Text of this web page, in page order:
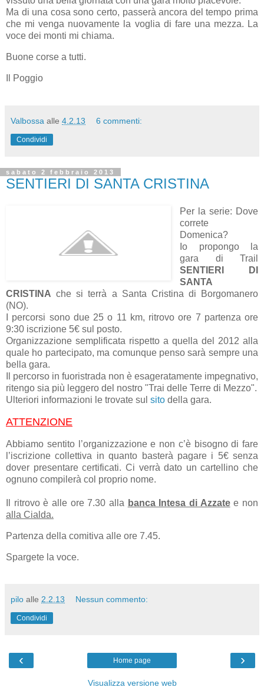
Ma di una cosa sono certo, passerà ancora del tempo prima
che mi venga nuovamente la voglia di fare una mezza. La
voce dei monti mi chiama.
Buone corse a tutti.
Il Poggio
Valbossa alle 4.2.13 6 commenti:
Condividi
sabato 2 febbraio 2013
SENTIERI DI SANTA CRISTINA
Per la serie: Dove
correte
Domenica?
Io propongo la
gara di Trail
SENTIERI DI
SANTA
CRISTINA che si terrà a Santa Cristina di Borgomanero
(NO).
I percorsi sono due 25 o 11 km, ritrovo ore 7 partenza ore
9:30 iscrizione 5€ sul posto.
Organizzazione semplificata rispetto a quella del 2012 alla
quale ho partecipato, ma comunque penso sarà sempre una
bella gara.
Il percorso in fuoristrada non è esageratamente impegnativo,
ritengo sia più leggero del nostro "Trai delle Terre di Mezzo".
Ulteriori informazioni le trovate sul sito della gara.
ATTENZIONE
Abbiamo sentito l’organizzazione e non c’è bisogno di fare
l’iscrizione collettiva in quanto basterà pagare i 5€ senza
dover presentare certificati. Ci verrà dato un cartellino che
ognuno compilerà col proprio nome.
Il ritrovo è alle ore 7.30 alla banca Intesa di Azzatee non
alla Cialda.
Partenza della comitiva alle ore 7.45.
Spargete la voce.
pilo alle 2.2.13 Nessun commento:
Condividi
‹ ›
Home page
Visualizza versione web